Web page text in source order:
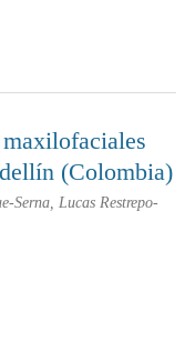
(Colombia)
Serna, Lucas Restrepo-